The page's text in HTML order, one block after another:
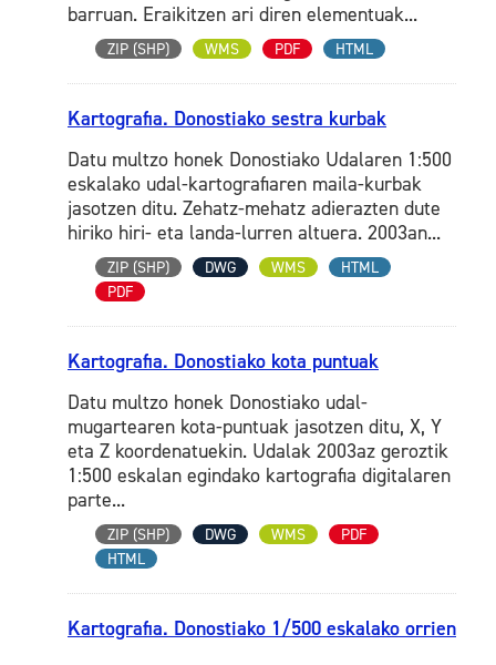
barruan. Eraikitzen ari diren elementuak...
ZIP (SHP) WMS PDF HTML
Kartografia. Donostiako sestra kurbak
Datu multzo honek Donostiako Udalaren 1:500
eskalako udal-kartografiaren maila-kurbak
jasotzen ditu. Zehatz-mehatz adierazten dute
hiriko hiri- eta landa-lurren altuera. 2003an...
ZIP (SHP) DWG WMS
HTML
PDF
Kartografia. Donostiako kota puntuak
Datu multzo honek Donostiako udal-
mugartearen kota-puntuak jasotzen ditu, X, Y
eta Z koordenatuekin. Udalak 2003az geroztik
1:500 eskalan egindako kartografia digitalaren
parte...
ZIP (SHP) DWG WMS
PDF
HTML
Kartografia. Donostiako 1/500 eskalako orrien